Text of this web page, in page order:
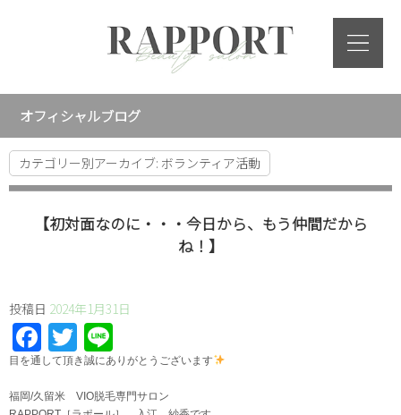
オフィシャルブログ
カテゴリー別アーカイブ: ボランティア活動
【初対面なのに・・・今日から、もう仲間だから
ね！】
投稿日 2024年1月31日
Facebook
Twitter
⁡目を通して頂き誠にありがとうございます
福岡/久留米 VIO脱毛専門サロン